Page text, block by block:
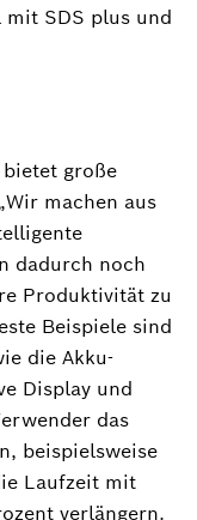
mit SDS plus und
bietet große
machen aus
dadurch noch
Produktivität zu
Beispiele sind
die Akku-
Display und
das
beispielsweise
Laufzeit mit
verlängern.